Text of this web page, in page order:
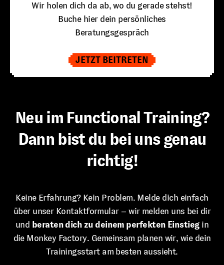
Wir holen dich da ab, wo du gerade stehst!
Buche hier dein persönliches
Beratungsgespräch
JETZT BEITRETEN
Neu im Functional Training?
Dann bist du bei uns genau
richtig!
Keine Erfahrung? Kein Problem. Melde dich einfach
über unser Kontaktformular – wir melden uns bei dir
und beraten dich zu deinem perfekten Einstiegin
die Monkey Factory. Gemeinsam planen wir, wie dein
Trainingsstart am besten aussieht.